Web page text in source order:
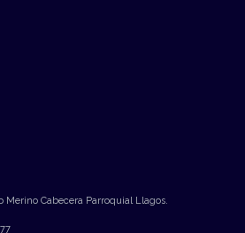
Merino Cabecera Parroquial Llagos.